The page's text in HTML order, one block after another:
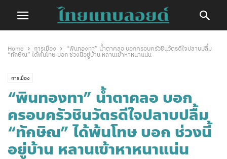
Home การเมือง
“พินทองทา” น้ำตาคลอ บอกครอบครัวชินวัตรดีใจปลาบปลื้ม
“ทักษิณ” ได้พ้นโทษ บอก ช่วงนี้อยู่บ้าน หลานเข้าหาหนาแน่น
การเมือง
“พินทองทา” น้ำตาคลอ บอก
ครอบครัวชินวัตรดีใจปลาบปลื้ม
“ทักษิณ” ได้พ้นโทษ บอก ช่วงนี้
อยู่บ้าน หลานเข้าหาหนาแน่น